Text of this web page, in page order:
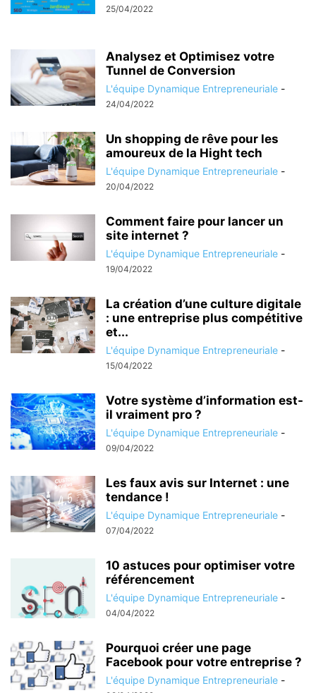
25/04/2022
Analysez et Optimisez votre
Tunnel de Conversion
L'équipe Dynamique Entrepreneuriale -
24/04/2022
Un shopping de rêve pour les
amoureux de la Hight tech
L'équipe Dynamique Entrepreneuriale -
20/04/2022
Comment faire pour lancer un
site internet ?
L'équipe Dynamique Entrepreneuriale -
19/04/2022
La création d’une culture digitale
: une entreprise plus compétitive
et...
L'équipe Dynamique Entrepreneuriale -
15/04/2022
Votre système d’information est-
il vraiment pro ?
L'équipe Dynamique Entrepreneuriale -
09/04/2022
Les faux avis sur Internet : une
tendance !
L'équipe Dynamique Entrepreneuriale -
07/04/2022
10 astuces pour optimiser votre
référencement
L'équipe Dynamique Entrepreneuriale -
04/04/2022
Pourquoi créer une page
Facebook pour votre entreprise ?
L'équipe Dynamique Entrepreneuriale -